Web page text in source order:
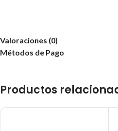
Valoraciones (0)
Métodos de Pago
Productos